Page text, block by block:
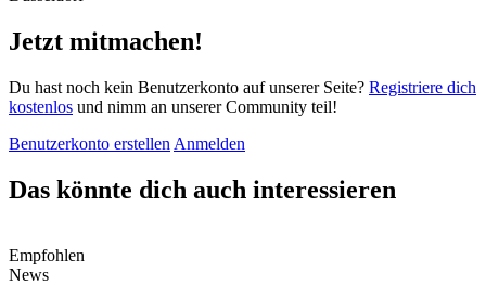
Jetzt mitmachen!
Du hast noch kein Benutzerkonto auf unserer Seite? Registriere dich
kostenlos und nimm an unserer Community teil!
Benutzerkonto erstellen Anmelden
Das könnte dich auch interessieren
Empfohlen
News